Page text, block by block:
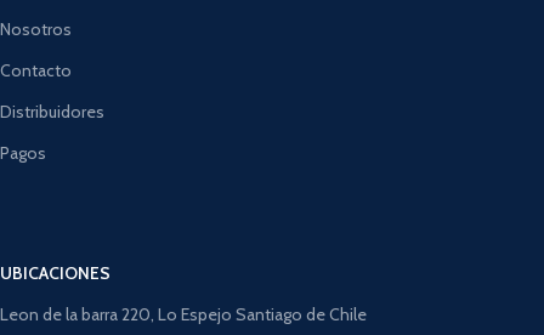
Nosotros
Contacto
Distribuidores
Pagos
UBICACIONES
Leon de la barra 220, Lo Espejo Santiago de Chile